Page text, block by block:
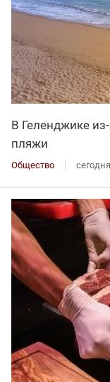
В Геленджике
пляжи
Общество